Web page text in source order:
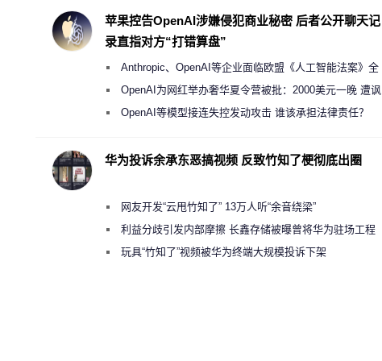
苹果控告OpenAI涉嫌侵犯商业秘密 后者公开聊天记
录直指对方“打错算盘”
Anthropic、OpenAI等企业面临欧盟《人工智能法案》全
新执法权限审查
OpenAI为网红举办奢华夏令营被批：2000美元一晚 遭讽
“反乌托邦”
OpenAI等模型接连失控发动攻击 谁该承担法律责任？
华为投诉余承东恶搞视频 反致竹知了梗彻底出圈
网友开发“云甩竹知了” 13万人听“余音绕梁”
利益分歧引发内部摩擦 长鑫存储被曝曾将华为驻场工程
师驱逐出研发基地
玩具“竹知了”视频被华为终端大规模投诉下架